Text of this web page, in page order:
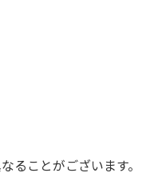
ることがございます。